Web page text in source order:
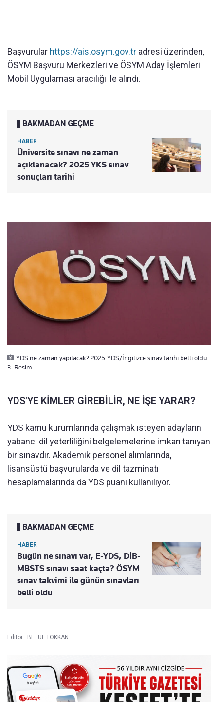
Başvurular https://ais.osym.gov.tr adresi üzerinden,
ÖSYM Başvuru Merkezleri ve ÖSYM Aday İşlemleri
Mobil Uygulaması aracılığı ile alındı.
BAKMADAN GEÇME
HABER
Üniversite sınavı ne zaman
açıklanacak? 2025 YKS sınav
sonuçları tarihi
YDS ne zaman yapılacak? 2025-YDS/İngilizce sınav tarihi belli oldu -
3. Resim
YDS'YE KİMLER GİREBİLİR, NE İŞE YARAR?
YDS kamu kurumlarında çalışmak isteyen adayların
yabancı dil yeterliliğini belgelemelerine imkan tanıyan
bir sınavdır. Akademik personel alımlarında,
lisansüstü başvurularda ve dil tazminatı
hesaplamalarında da YDS puanı kullanılıyor.
BAKMADAN GEÇME
HABER
Bugün ne sınavı var, E-YDS, DİB-
MBSTS sınavı saat kaçta? ÖSYM
sınav takvimi ile günün sınavları
belli oldu
Editör : BETÜL TOKKAN